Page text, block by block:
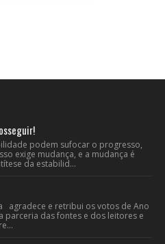
podem sufocar o progresso,
exige mudança, e a mudança é
da estabilid...
agradece e retribui os votos de Ano
parceria das fontes e dos leitores e